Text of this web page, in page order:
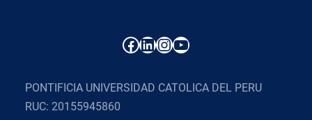
Facebook LinkedIn InstagramYouTube
PONTIFICIA UNIVERSIDAD CATOLICA DEL PERU
RUC: 20155945860